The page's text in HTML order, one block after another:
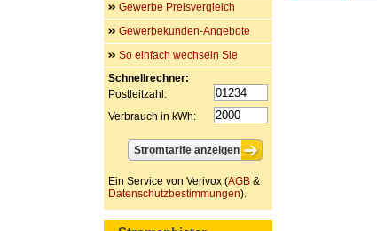
Gewerbe Preisvergleich
Gewerbekunden-Angebote
So einfach wechseln Sie
Schnellrechner:
Postleitzahl:
Verbrauch in kWh:
Ein Service von Verivox (AGB &
Datenschutzbestimmungen).